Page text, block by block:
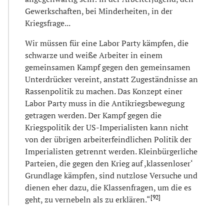
Gewerkschaften, bei Minderheiten, in der
Kriegsfrage...
Wir müssen für eine Labor Party kämpfen, die
schwarze und weiße Arbeiter in einem
gemeinsamen Kampf gegen den gemeinsamen
Unterdrücker vereint, anstatt Zugeständnisse an
Rassenpolitik zu machen. Das Konzept einer
Labor Party muss in die Antikriegsbewegung
getragen werden. Der Kampf gegen die
Kriegspolitik der US-Imperialisten kann nicht
von der übrigen arbeiterfeindlichen Politik der
Imperialisten getrennt werden. Kleinbürgerliche
Parteien, die gegen den Krieg auf ,klassenloser‘
Grundlage kämpfen, sind nutzlose Versuche und
dienen eher dazu, die Klassenfragen, um die es
geht, zu vernebeln als zu erklären.“[92]